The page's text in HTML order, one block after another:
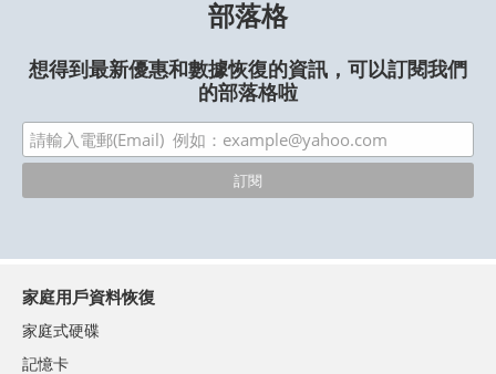
部落格
想得到最新優惠和數據恢復的資訊，可以訂閱我們
的部落格啦
家庭用戶資料恢復
家庭式硬碟
記憶卡